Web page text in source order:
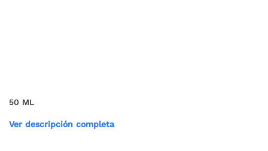
50 ML
Ver descripción completa